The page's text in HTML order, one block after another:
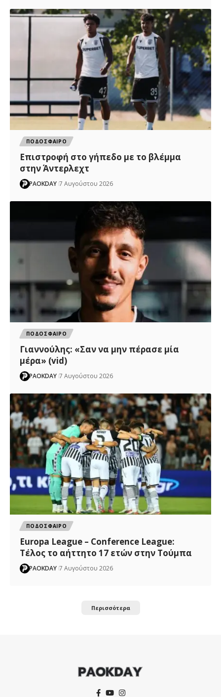
ΠΟΔΟΣΦΑΙΡΟ
Επιστροφή στο γήπεδο με το βλέμμα
στην Άντερλεχτ
PAOKDAY 7 Αυγούστου 2026
ΠΟΔΟΣΦΑΙΡΟ
Γιαννούλης: «Σαν να μην πέρασε μία
μέρα» (vid)
PAOKDAY 7 Αυγούστου 2026
ΠΟΔΟΣΦΑΙΡΟ
Europa League – Conference League:
Τέλος το αήττητο 17 ετών στην Τούμπα
PAOKDAY 7 Αυγούστου 2026
Περισσότερα